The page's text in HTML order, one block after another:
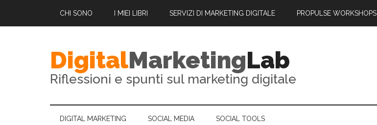
CHI SONO I MIEI LIBRI SERVIZI DI MARKETING DIGITALE PROPULSE WORKSHOPS
DigitalMarketingLab
Riflessioni e spunti sul marketing digitale
DIGITAL MARKETING SOCIAL MEDIA SOCIAL TOOLS